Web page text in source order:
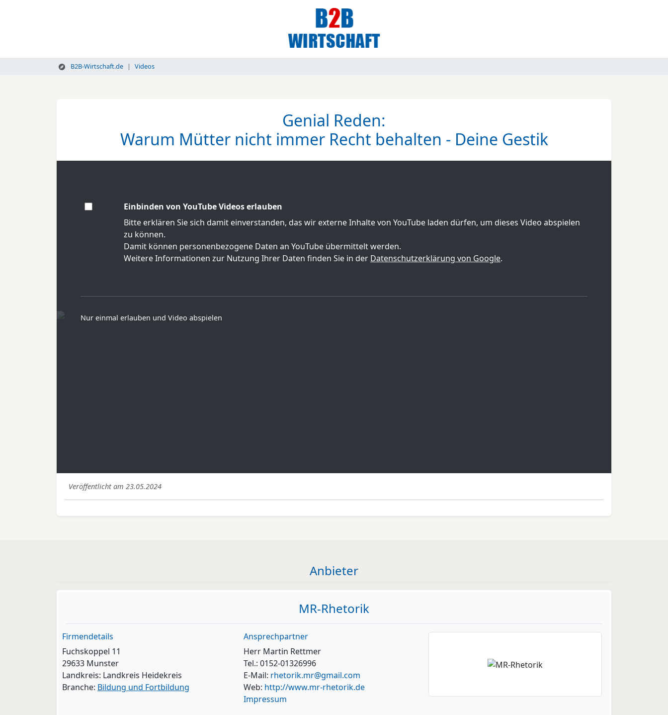
B2B-Wirtschaft.de Videos
Genial Reden:
Warum Mütter nicht immer Recht behalten - Deine Gestik
Einbinden von YouTube Videos erlauben
Bitte erklären Sie sich damit einverstanden, das wir externe Inhalte von YouTube laden dürfen, um dieses Video abspielen
zu können.
Damit können personenbezogene Daten an YouTube übermittelt werden.
Weitere Informationen zur Nutzung Ihrer Daten finden Sie in der Datenschutzerklärung von Google.
Nur einmal erlauben und Video abspielen
Veröffentlicht am 23.05.2024
Anbieter
MR-Rhetorik
Firmendetails
Fuchskoppel 11
29633 Munster
Landkreis: Landkreis Heidekreis
Branche: Bildung und Fortbildung
Ansprechpartner
Herr Martin Rettmer
Tel.: 0152-01326996
E-Mail: rhetorik.mr@gmail.com
Web: http://www.mr-rhetorik.de
Impressum